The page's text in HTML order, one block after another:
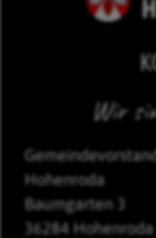
Wir
Hohenroda
Baumgarten 3
36284